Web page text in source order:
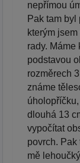
nepřímou
Pak tam byl
kterým
rady. Máme
podstavou
rozměrech
známe
dlouhá 13
vypočítat
povrch. Pak
mě